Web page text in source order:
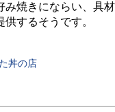
焼きにならい、具
するそうです。
丼の店